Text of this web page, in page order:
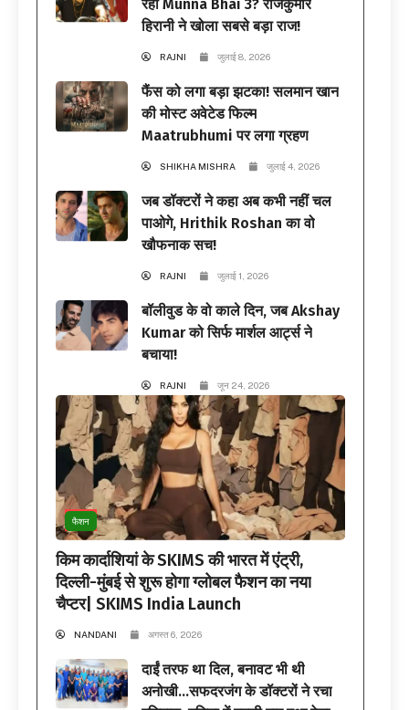
रही Munna Bhai 3? राजकुमार
हिरानी ने खोला सबसे बड़ा राज!
RAJNI जुलाई 8, 2026
फैंस को लगा बड़ा झटका! सलमान खान
की मोस्ट अवेटेड फिल्म
Maatrubhumi पर लगा ग्रहण
SHIKHA MISHRA जुलाई 4, 2026
जब डॉक्टरों ने कहा अब कभी नहीं चल
पाओगे, Hrithik Roshan का वो
खौफनाक सच!
RAJNI जुलाई 1, 2026
बॉलीवुड के वो काले दिन, जब Akshay
Kumar को सिर्फ मार्शल आर्ट्स ने
बचाया!
RAJNI जून 24, 2026
फैशन
किम कार्दाशियां के SKIMS की भारत में एंट्री,
दिल्ली-मुंबई से शुरू होगा ग्लोबल फैशन का नया
चैप्टर| SKIMS India Launch
NANDANI अगस्त 6, 2026
दाईं तरफ था दिल, बनावट भी थी
अनोखी…सफदरजंग के डॉक्टरों ने रचा